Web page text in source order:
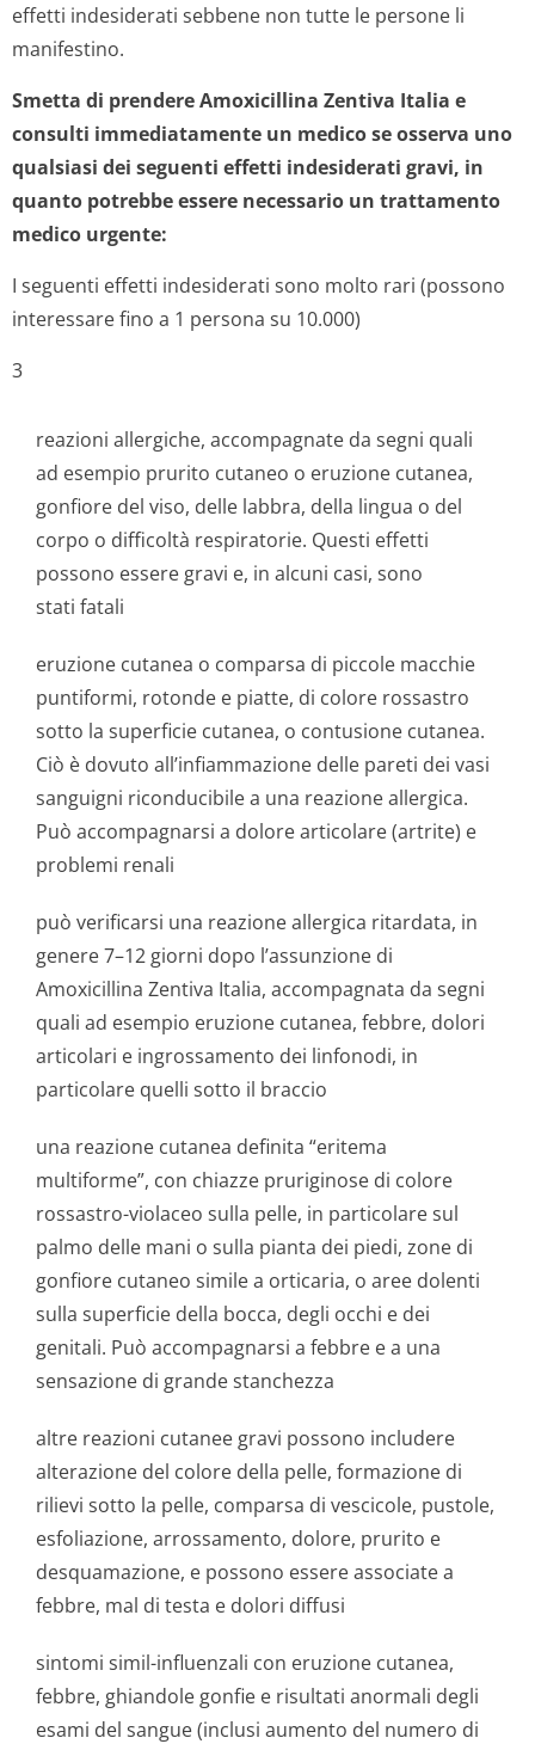
effetti indesiderati sebbene non tutte le persone li
manifestino.
Smetta di prendere Amoxicillina Zentiva Italia e
consulti immediatamente un medico se osserva uno
qualsiasi dei seguenti effetti indesiderati gravi, in
quanto potrebbe essere necessario un trattamento
medico urgente:
I seguenti effetti indesiderati sono molto rari (possono
interessare fino a 1 persona su 10.000)
3
reazioni allergiche, accompagnate da segni quali
ad esempio prurito cutaneo o eruzione cutanea,
gonfiore del viso, delle labbra, della lingua o del
corpo o difficoltà respiratorie. Questi effetti
possono essere gravi e, in alcuni casi, sono
stati fatali
eruzione cutanea o comparsa di piccole macchie
puntiformi, rotonde e piatte, di colore rossastro
sotto la superficie cutanea, o contusione cutanea.
Ciò è dovuto all’infiammazione delle pareti dei vasi
sanguigni riconducibile a una reazione allergica.
Può accompagnarsi a dolore articolare (artrite) e
problemi renali
può verificarsi una reazione allergica ritardata, in
genere 7–12 giorni dopo l’assunzione di
Amoxicillina Zentiva Italia, accompagnata da segni
quali ad esempio eruzione cutanea, febbre, dolori
articolari e ingrossamento dei linfonodi, in
particolare quelli sotto il braccio
una reazione cutanea definita “eritema
multiforme”, con chiazze pruriginose di colore
rossastro-violaceo sulla pelle, in particolare sul
palmo delle mani o sulla pianta dei piedi, zone di
gonfiore cutaneo simile a orticaria, o aree dolenti
sulla superficie della bocca, degli occhi e dei
genitali. Può accompagnarsi a febbre e a una
sensazione di grande stanchezza
altre reazioni cutanee gravi possono includere
alterazione del colore della pelle, formazione di
rilievi sotto la pelle, comparsa di vescicole, pustole,
esfoliazione, arrossamento, dolore, prurito e
desquamazione, e possono essere associate a
febbre, mal di testa e dolori diffusi
sintomi simil-influenzali con eruzione cutanea,
febbre, ghiandole gonfie e risultati anormali degli
esami del sangue (inclusi aumento del numero di